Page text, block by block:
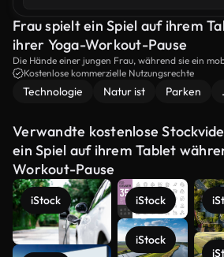
Frau spielt ein Spiel auf ihrem
ihrer Yoga-Workout-Pause
Die Hände einer jungen Frau, während sie ein
spielt. sie nimmt während ihrer Fitness-Routine
einer Yoga-Matte im Park.
Kostenlose kommerzielle Nutzungsrechte
Technologie Natur ist Parken
Verwandte kostenlose
ein Spiel auf ihrem Tablet
Workout-Pause
iStock iStock
iStock